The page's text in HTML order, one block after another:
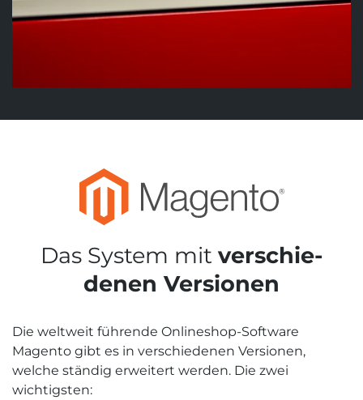
Das System mit verschie­
denen Versionen
Die welt­weit führende Online­shop-Software
Magento gibt es in verschie­denen Versionen,
welche ständig erweitert werden. Die zwei
wichtigsten: